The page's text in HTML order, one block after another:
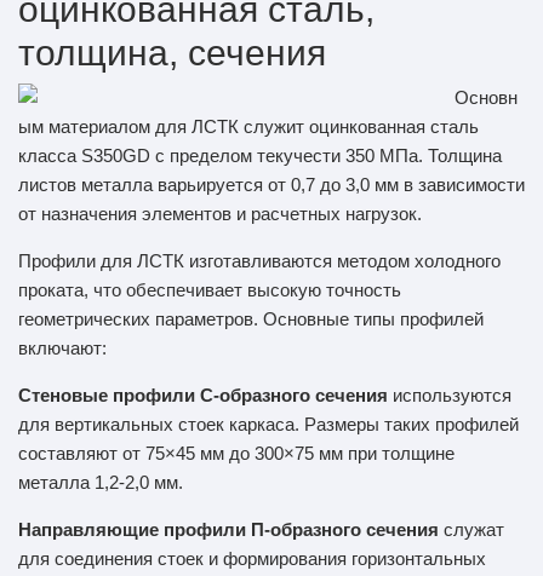
оцинкованная сталь,
толщина, сечения
Основн
ым материалом для ЛСТК служит оцинкованная сталь
класса S350GD с пределом текучести 350 МПа. Толщина
листов металла варьируется от 0,7 до 3,0 мм в зависимости
от назначения элементов и расчетных нагрузок.
Профили для ЛСТК изготавливаются методом холодного
проката, что обеспечивает высокую точность
геометрических параметров. Основные типы профилей
включают:
Стеновые профили С-образного сечения используются
для вертикальных стоек каркаса. Размеры таких профилей
составляют от 75×45 мм до 300×75 мм при толщине
металла 1,2-2,0 мм.
Направляющие профили П-образного сечения служат
для соединения стоек и формирования горизонтальных